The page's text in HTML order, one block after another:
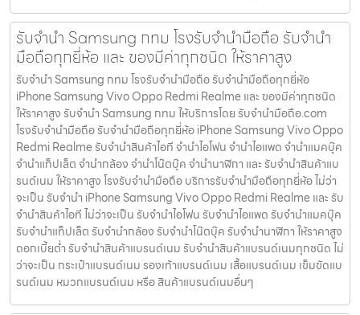
รับจำนำ Samsung กทม โรงรับจำนำมือถือ รับจำนำ
มือถือทุกยี่ห้อ และ ของมีค่าทุกชนิด ให้ราคาสูง
รับจำนำ Samsung กทม โรงรับจำนำมือถือ รับจำนำมือถือทุกยี่ห้อ
iPhone Samsung Vivo Oppo Redmi Realme และ ของมีค่าทุกชนิด
ให้ราคาสูง รับจำนำ Samsung กทม ให้บริการโดย รับจํานํามือถือ.com
โรงรับจำนำมือถือ รับจำนำมือถือทุกยี่ห้อ iPhone Samsung Vivo Oppo
Redmi Realme รับจำนำสินค้าไอที จำนำไอโฟน จำนำไอแพด จำนำแมคบุ๊ค
จำนำแท็ปเล็ต จำนำกล้อง จำนำโน๊ตบุ๊ค จำนำนาฬิกา และ รับจำนำสินค้าแบ
รนด์เนม ให้ราคาสูง โรงรับจำนำมือถือ บริการรับจำนำมือถือทุกยี่ห้อ ไม่ว่า
จะเป็น รับจำนำ iPhone Samsung Vivo Oppo Redmi Realme และ รับ
จำนำสินค้าไอที ไม่ว่าจะเป็น รับจำนำไอโฟน รับจำนำไอแพด รับจำนำแมคบุ๊ค
รับจำนำแท็ปเล็ต รับจำนำกล้อง รับจำนำโน๊ตบุ๊ค รับจำนำนาฬิกา ให้ราคาสูง
ดอกเบี้ยต่ำ รับจำนำสินค้าแบรนด์เนม รับจำนำสินค้าแบรนด์เนมทุกชนิด ไม่
ว่าจะเป็น กระเป๋าแบรนด์เนม รองเท้าแบรนด์เนม เสื้อแบรนด์เนม เข็มขัดแบ
รนด์เนม หมวกแบรนด์เนม หรือ สินค้าแบรนด์เนมอื่นๆ